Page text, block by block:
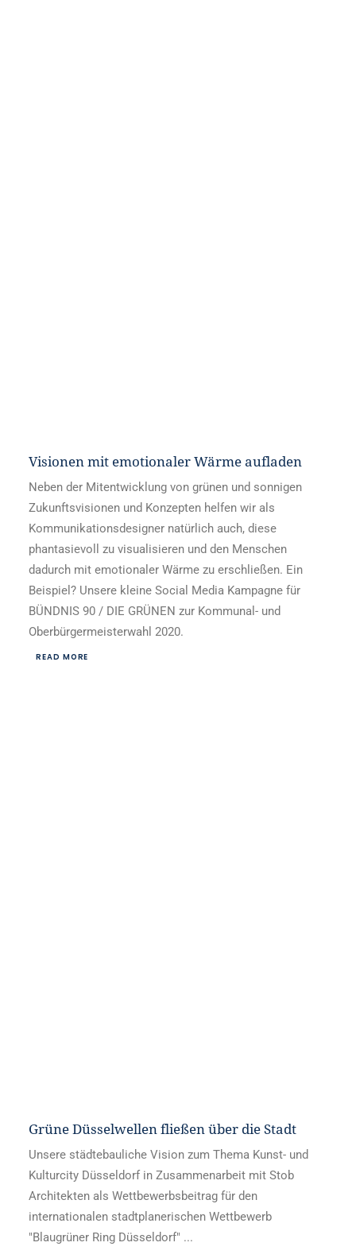
Visionen mit emotionaler Wärme aufladen
Neben der Mitentwicklung von grünen und sonnigen
Zukunftsvisionen und Konzepten helfen wir als
Kommunikationsdesigner natürlich auch, diese
phantasievoll zu visualisieren und den Menschen
dadurch mit emotionaler Wärme zu erschließen. Ein
Beispiel? Unsere kleine Social Media Kampagne für
BÜNDNIS 90 / DIE GRÜNEN zur Kommunal- und
Oberbürgermeisterwahl 2020.
READ MORE
Grüne Düsselwellen fließen über die Stadt
Unsere städtebauliche Vision zum Thema Kunst- und
Kulturcity Düsseldorf in Zusammenarbeit mit Stob
Architekten als Wettbewerbsbeitrag für den
internationalen stadtplanerischen Wettbewerb
"Blaugrüner Ring Düsseldorf" ...